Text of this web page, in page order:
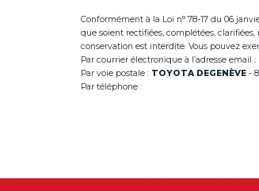
Conformément à la Loi n° 78-17 du 06
que soient rectifiées, complétées,
conservation est interdite. Vous pouvez
Par courrier électronique à l’adresse email :
Par voie postale : TOYOTA DEGENÈVE -
Par téléphone :